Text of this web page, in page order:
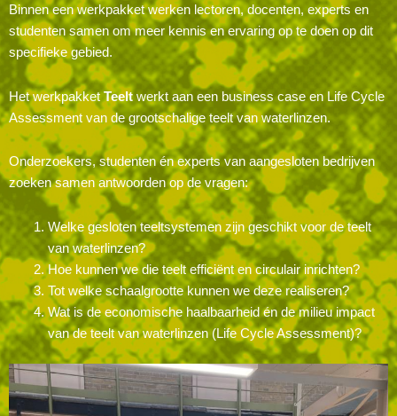
Binnen een werkpakket werken lectoren, docenten, experts en
studenten samen om meer kennis en ervaring op te doen op dit
specifieke gebied.
Het werkpakket Teelt werkt aan een business case en Life Cycle
Assessment van de grootschalige teelt van waterlinzen.
Onderzoekers, studenten én experts van aangesloten bedrijven
zoeken samen antwoorden op de vragen:
Welke gesloten teeltsystemen zijn geschikt voor de teelt
van waterlinzen?
Hoe kunnen we die teelt efficiënt en circulair inrichten?
Tot welke schaalgrootte kunnen we deze realiseren?
Wat is de economische haalbaarheid én de milieu impact
van de teelt van waterlinzen (Life Cycle Assessment)?